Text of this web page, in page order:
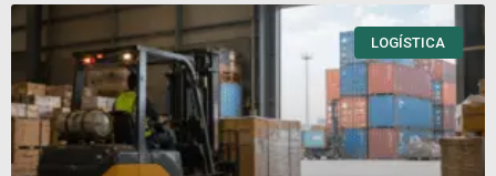
LOGÍSTICA